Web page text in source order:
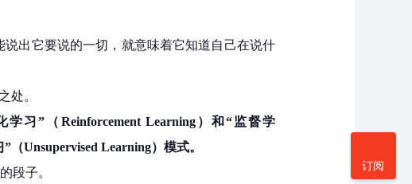
出它要说的一切，就意味着它知道自己在说什
处。
习”（Reinforcement Learning）和“监督学
Unsupervised Learning）模式。
段子。
订阅